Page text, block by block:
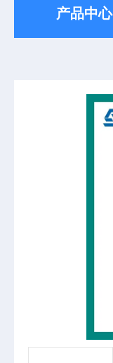
产品中心